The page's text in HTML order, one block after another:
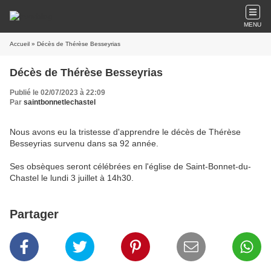
MENU
Accueil » Décès de Thérèse Besseyrias
Décès de Thérèse Besseyrias
Publié le 02/07/2023 à 22:09
Par saintbonnetlechastel
Nous avons eu la tristesse d'apprendre le décès de Thérèse
Besseyrias survenu dans sa 92 année.
Ses obsèques seront célébrées en l'église de Saint-Bonnet-du-
Chastel le lundi 3 juillet à 14h30.
Partager